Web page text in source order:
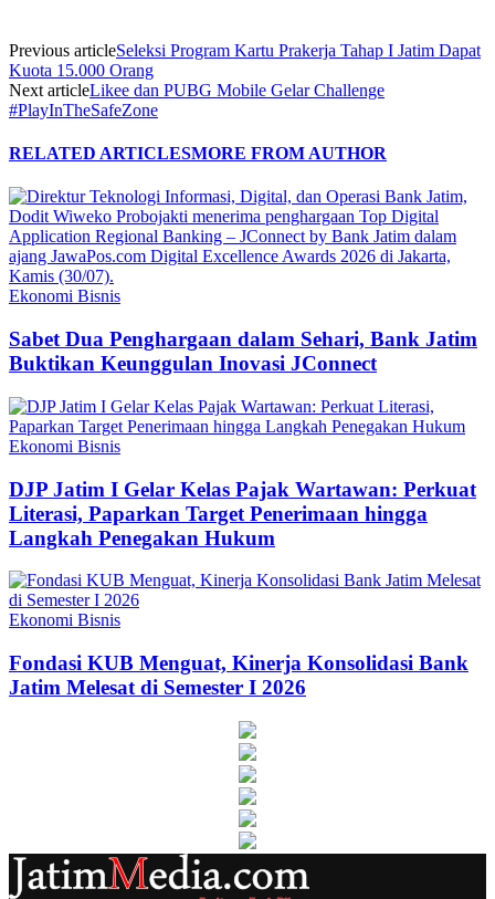
Previous articleSeleksi Program Kartu Prakerja Tahap I Jatim Dapat
Kuota 15.000 Orang
Next articleLikee dan PUBG Mobile Gelar Challenge
#PlayInTheSafeZone
RELATED ARTICLESMORE FROM AUTHOR
Ekonomi Bisnis
Sabet Dua Penghargaan dalam Sehari, Bank Jatim
Buktikan Keunggulan Inovasi JConnect
Ekonomi Bisnis
DJP Jatim I Gelar Kelas Pajak Wartawan: Perkuat
Literasi, Paparkan Target Penerimaan hingga
Langkah Penegakan Hukum
Ekonomi Bisnis
Fondasi KUB Menguat, Kinerja Konsolidasi Bank
Jatim Melesat di Semester I 2026